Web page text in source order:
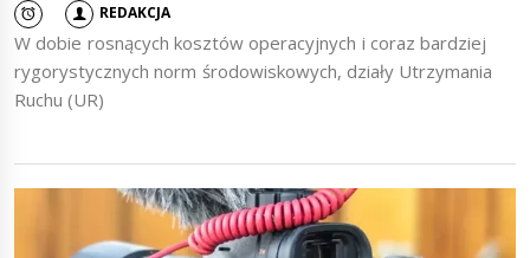
REDAKCJA
W dobie rosnących kosztów operacyjnych i coraz bardziej
rygorystycznych norm środowiskowych, działy Utrzymania
Ruchu (UR)